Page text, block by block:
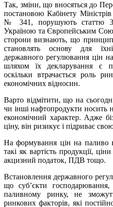
Так, зміни, що вносяться до
постановою Кабінету
№ 341, порушують статтю
Україною та Європейським
сторони визнають, що
становлять основу для
державного регулювання цін
шляхом їх декларування є
оскільки втрачається роль
економічних відносин.
Варто відмітити, що на
чи інші нафтопродукти носить
економічний характер. Адже
ціну, він ризикує і підриває
На формування цін на паливо
такі як вартість продукції,
акцизний податок, ПДВ тощо.
Встановлення державного
що суб’єкти
паливному ринку, не
ринкових факторів, які